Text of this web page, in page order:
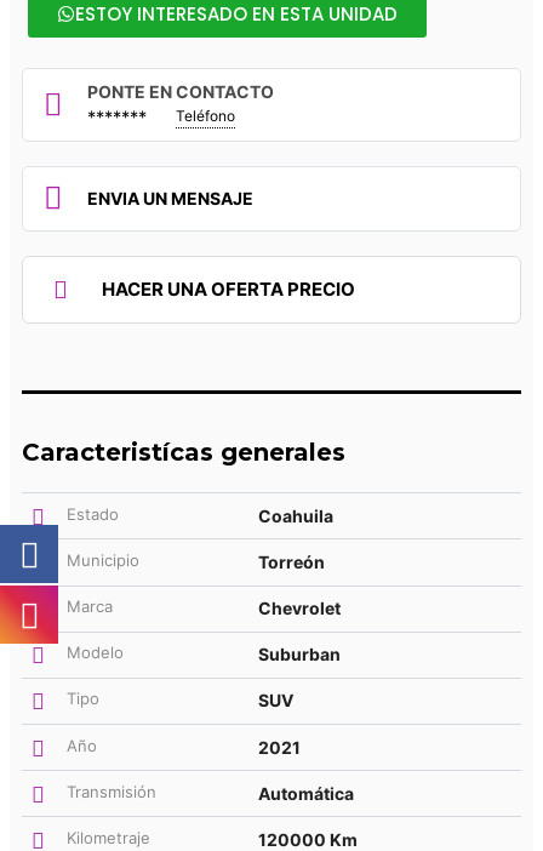
ESTOY INTERESADO EN ESTA UNIDAD
PONTE EN CONTACTO
******* Teléfono
ENVIA UN MENSAJE
HACER UNA OFERTA PRECIO
Caracteristícas generales
Estado Coahuila
Municipio Torreón
Marca Chevrolet
Modelo Suburban
Tipo SUV
Año 2021
Transmisión Automática
Kilometraje 120000 Km